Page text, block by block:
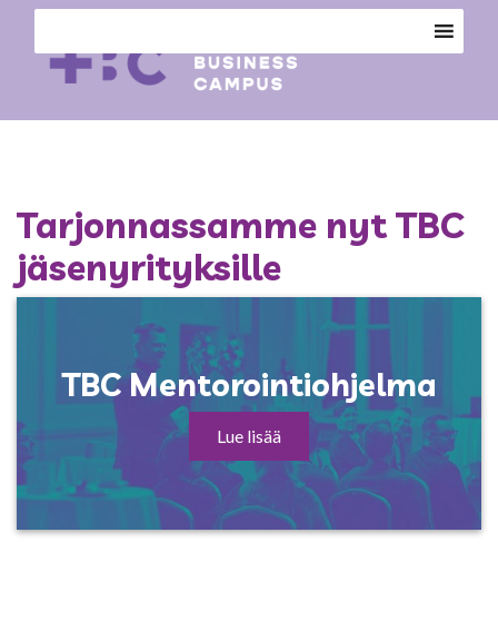
Tarjonnassamme nyt TBC
jäsenyrityksille
TBC Mentorointiohjelma
Lue lisää